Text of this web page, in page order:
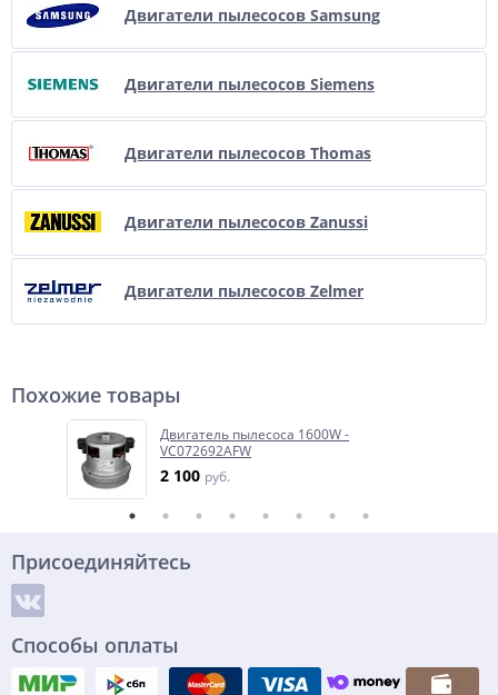
Двигатели пылесосов Samsung
Двигатели пылесосов Siemens
Двигатели пылесосов Thomas
Двигатели пылесосов Zanussi
Двигатели пылесосов Zelmer
Похожие товары
Двигатель пылесоса 1600W -
VC072692AFW
2 100 руб.
Присоединяйтесь
Способы оплаты